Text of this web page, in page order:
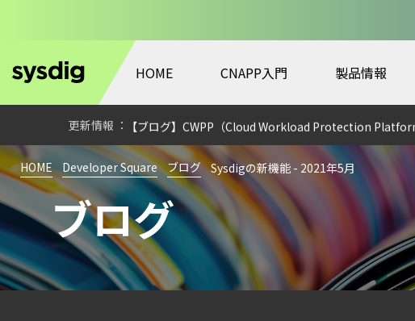
HOME CNAPP入門 製品情報
【ブログ】CISO のための Headless Cloud Security ガイド
【ブログ】CWPP（Cloud Workload Protection
【ブログ】セキュリティブリーフィング：2026年6月
【ブログ】サーバ・コンテナの統合セキュリティ強化
検知イベント取り扱いの課題と解消策
【ブログ】AI が 2026 年に脅威の状況を根本から変えた
【ブログ】CSPMとは？クラウド構成ミスを未然に防
【ブログ】CTEMとは何か｜攻撃者視点でクラウドの弱
ブログ
HOME Developer Square ブログ Sysdigの新機能 - 2021年5月